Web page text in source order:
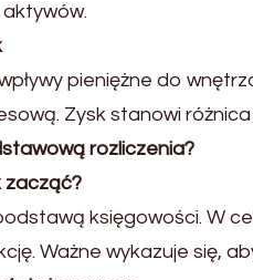
pieniężne do
Zysk stanowi
rozliczenia?
zacząć?
księgowości. W
Ważne wykazuje się,